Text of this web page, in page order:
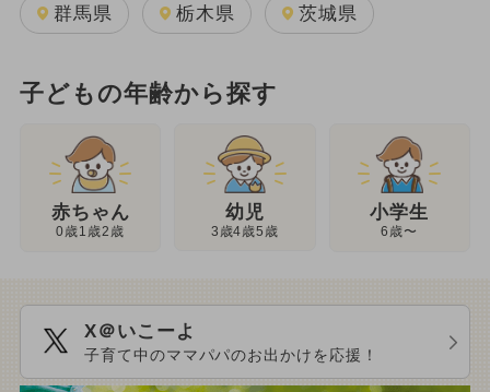
群馬県 栃木県 茨城県
子どもの年齢から探す
赤ちゃん
0歳1歳2歳
幼児
3歳4歳5歳
小学生
6歳〜
X＠いこーよ
子育て中のママパパのお出かけを応援！